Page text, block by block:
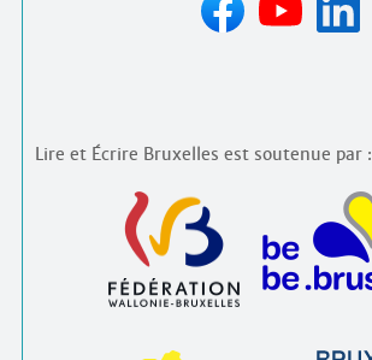
Lire et Écrire Bruxelles est soutenue par :